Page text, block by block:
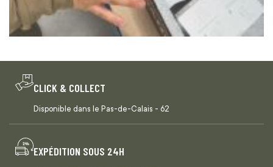
CLICK & COLLECT
Disponible dans le Pas-de-Calais - 62
EXPÉDITION SOUS 24H